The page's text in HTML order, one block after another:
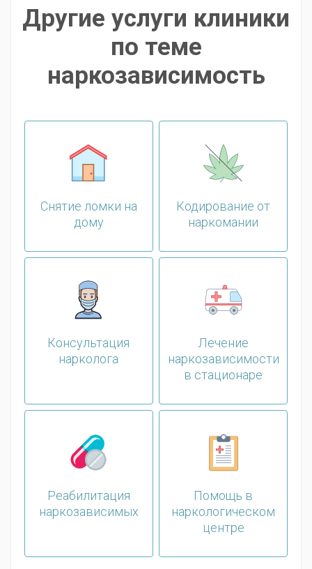
Другие услуги клиники
по теме
наркозависимость
Снятие ломки на
дому
Кодирование от
наркомании
Консультация
нарколога
Лечение
наркозависимости
в стационаре
Реабилитация
наркозависимых
Помощь в
наркологическом
центре